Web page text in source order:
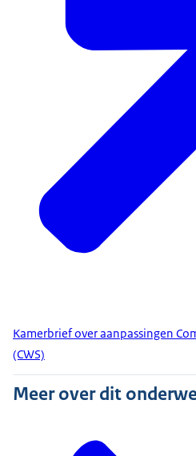
Kamerbrief over aanpassingen
(CWS)
Meer over dit